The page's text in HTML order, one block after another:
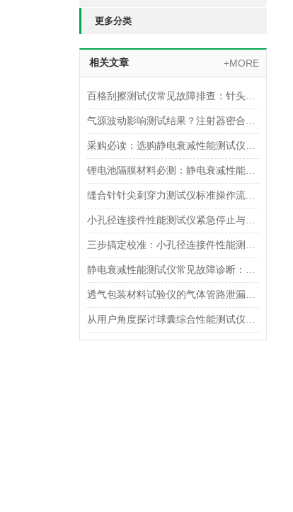
更多分类
相关文章 +MORE
百格刮擦测试仪常见故障排查：针头磨损与运动轨迹偏移
气源波动影响测试结果？注射器密合性正压测试仪的稳压设计分析
采购必读：选购静电衰减性能测试仪的5个核心参数与避坑指南
锂电池隔膜材料必测：静电衰减性能测试仪的操作难点突破
缝合针针尖刺穿力测试仪标准操作流程（SOP）及实验员培训要点
小孔径连接件性能测试仪紧急停止与异常状态下的安全复位操作
三步搞定校准：小孔径连接件性能测试仪的每日开机自检流程详解
静电衰减性能测试仪常见故障诊断：充电不稳定与电位漂移排查
透气包装材料试验仪的气体管路泄漏防护与废气排放系统详解
从用户角度探讨球囊综合性能测试仪的故障问题